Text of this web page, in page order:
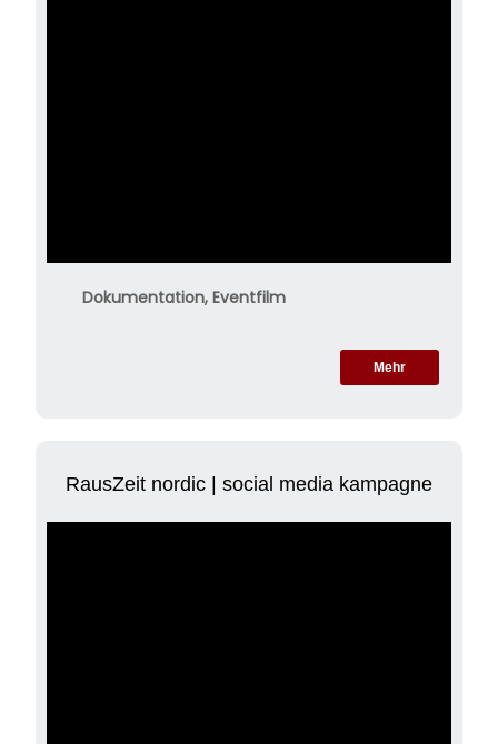
Dokumentation, Eventfilm
Mehr
RausZeit nordic | social media kampagne